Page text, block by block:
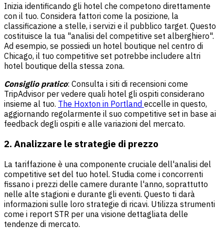
Inizia identificando gli hotel che competono direttamente
con il tuo. Considera fattori come la posizione, la
classificazione a stelle, i servizi e il pubblico target. Questo
costituisce la tua "analisi del competitive set alberghiero".
Ad esempio, se possiedi un hotel boutique nel centro di
Chicago, il tuo competitive set potrebbe includere altri
hotel boutique della stessa zona.
Consiglio pratico: Consulta i siti di recensioni come
TripAdvisor per vedere quali hotel gli ospiti considerano
insieme al tuo. The Hoxton in Portland eccelle in questo,
aggiornando regolarmente il suo competitive set in base ai
feedback degli ospiti e alle variazioni del mercato.
2. Analizzare le strategie di prezzo
La tariffazione è una componente cruciale dell'analisi del
competitive set del tuo hotel. Studia come i concorrenti
fissano i prezzi delle camere durante l'anno, soprattutto
nelle alte stagioni e durante gli eventi. Questo ti darà
informazioni sulle loro strategie di ricavi. Utilizza strumenti
come i report STR per una visione dettagliata delle
tendenze di mercato.